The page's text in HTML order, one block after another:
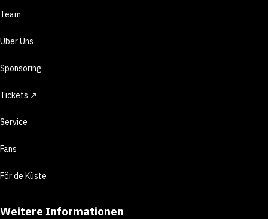
Team
Über Uns
Sponsoring
Tickets ↗
Service
Fans
För de Küste
Weitere Informationen